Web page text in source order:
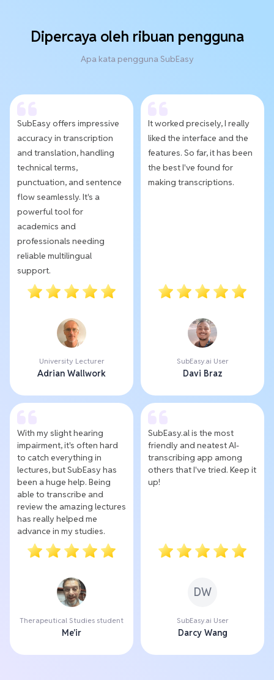
Dipercaya oleh ribuan pengguna
Apa kata pengguna SubEasy
SubEasy offers impressive
accuracy in transcription
and translation, handling
technical terms,
punctuation, and sentence
flow seamlessly. It's a
powerful tool for
academics and
professionals needing
reliable multilingual
support.
University Lecturer
Adrian Wallwork
It worked precisely, I really
liked the interface and the
features. So far, it has been
the best I've found for
making transcriptions.
SubEasy.ai User
Davi Braz
With my slight hearing
impairment, it's often hard
to catch everything in
lectures, but SubEasy has
been a huge help. Being
able to transcribe and
review the amazing lectures
has really helped me
advance in my studies.
Therapeutical Studies student
Me'ir
SubEasy.al is the most
friendly and neatest AI-
transcribing app among
others that I've tried. Keep it
up!
DW
SubEasy.ai User
Darcy Wang